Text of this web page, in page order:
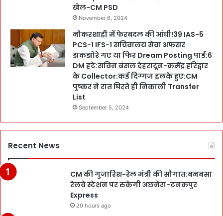
खेल-CM PSD
November 6, 2024
नौकरशाही में फेरबदल की आंधी!39 IAS-5
PCS-1 IFS-1 सचिवालय सेवा अफसर
झकझोरे गए या फिर Dream Posting पाई:6
DM हटे:सविन बंसल देहरादून-कर्मेंद्र हरिद्वार
के Collector:कई दिग्गज हलके हुए:CM
पुष्कर ने रात घिरते ही निकाली Transfer
List
September 5, 2024
Recent News
CM की गुजारिश-रेल मंत्री की सौगात:बनबसा
रेलवे स्टेशन पर रुकेगी अछनेरा-टनकपुर
Express
20 hours ago